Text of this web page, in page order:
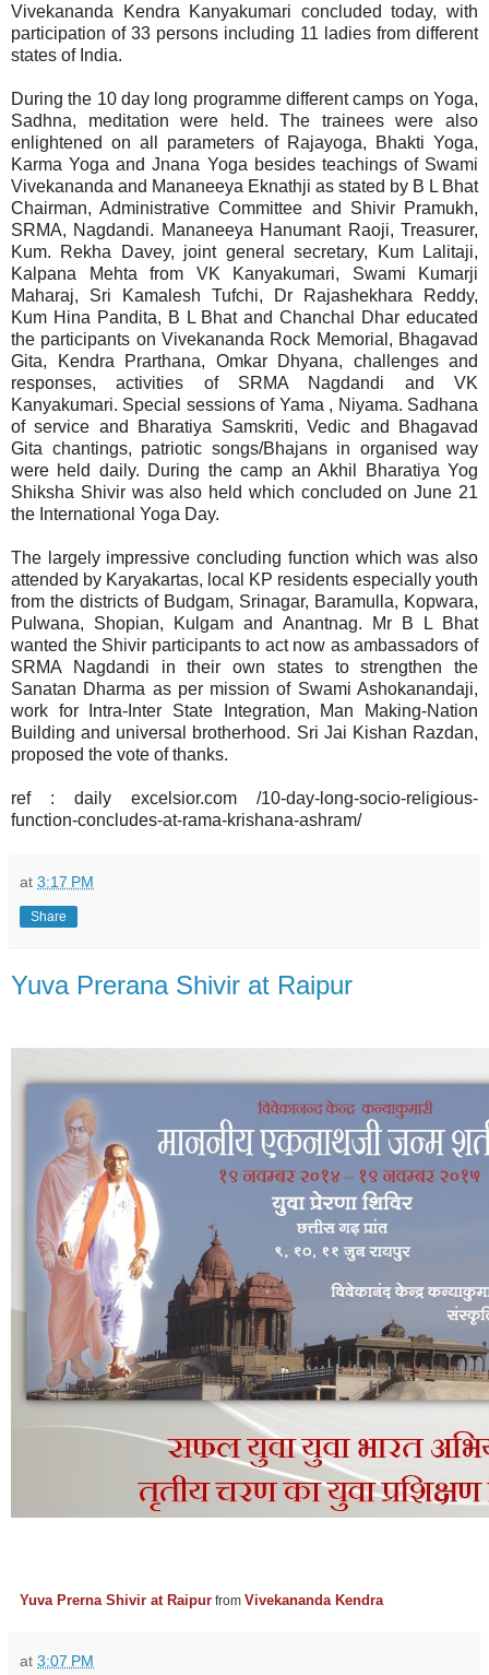
Vivekananda Kendra Kanyakumari concluded today, with
participation of 33 persons including 11 ladies from different
states of India.
During the 10 day long programme different camps on Yoga,
Sadhna, meditation were held. The trainees were also
enlightened on all parameters of Rajayoga, Bhakti Yoga,
Karma Yoga and Jnana Yoga besides teachings of Swami
Vivekananda and Mananeeya Eknathji as stated by B L Bhat
Chairman, Administrative Committee and Shivir Pramukh,
SRMA, Nagdandi. Mananeeya Hanumant Raoji, Treasurer,
Kum. Rekha Davey, joint general secretary, Kum Lalitaji,
Kalpana Mehta from VK Kanyakumari, Swami Kumarji
Maharaj, Sri Kamalesh Tufchi, Dr Rajashekhara Reddy,
Kum Hina Pandita, B L Bhat and Chanchal Dhar educated
the participants on Vivekananda Rock Memorial, Bhagavad
Gita, Kendra Prarthana, Omkar Dhyana, challenges and
responses, activities of SRMA Nagdandi and VK
Kanyakumari. Special sessions of Yama , Niyama. Sadhana
of service and Bharatiya Samskriti, Vedic and Bhagavad
Gita chantings, patriotic songs/Bhajans in organised way
were held daily. During the camp an Akhil Bharatiya Yog
Shiksha Shivir was also held which concluded on June 21
the International Yoga Day.
The largely impressive concluding function which was also
attended by Karyakartas, local KP residents especially youth
from the districts of Budgam, Srinagar, Baramulla, Kopwara,
Pulwana, Shopian, Kulgam and Anantnag. Mr B L Bhat
wanted the Shivir participants to act now as ambassadors of
SRMA Nagdandi in their own states to strengthen the
Sanatan Dharma as per mission of Swami Ashokanandaji,
work for Intra-Inter State Integration, Man Making-Nation
Building and universal brotherhood. Sri Jai Kishan Razdan,
proposed the vote of thanks.
ref : daily excelsior.com /10-day-long-socio-religious-
function-concludes-at-rama-krishana-ashram/
at 3:17 PM
Share
Yuva Prerana Shivir at Raipur
Yuva Prerna Shivir at Raipur from Vivekananda Kendra
at 3:07 PM